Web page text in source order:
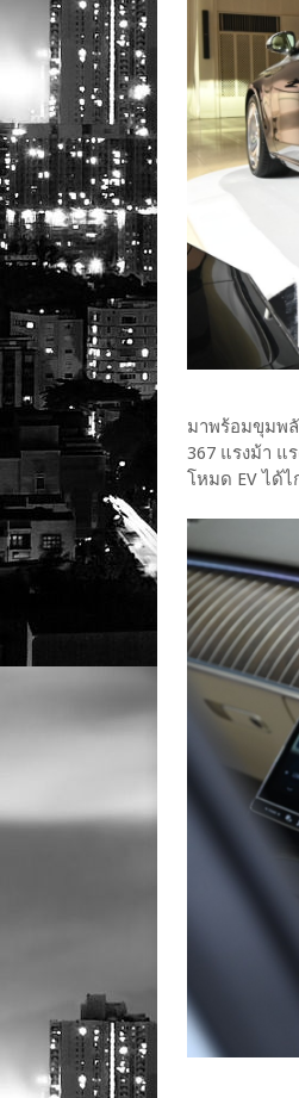
มาพร้อมขุมพลั
367 แรงม้า แ
โหมด EV ได้ไ